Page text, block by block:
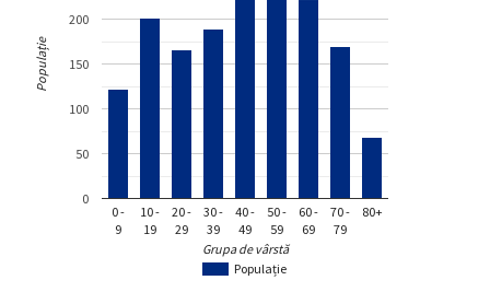
Populație
0 -
9
10 -
19
20 -
29
30 -
39
40 -
49
50 -
59
60 -
69
70 -
79
80+
0
50
100
150
200
Grupa de vârstă
Populație